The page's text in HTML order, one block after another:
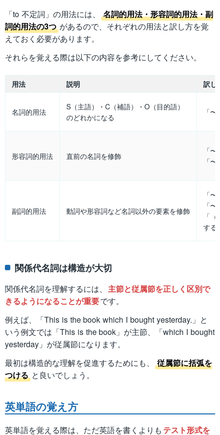
「to 不定詞」の用法には、
名詞的用法・形容詞的用法・副
詞的用法の3つ があるので、それぞれの用法と訳し方を覚
えておく必要があります。
それらを覚える際は以下の内容を参考にしてください。
用法 説明 訳し
名詞的用法
S（主語）・C（補語）・O（目的語）
のどれかになる
「
形容詞的用法 直前の名詞を修飾
「
「
副詞的用法 動詞や形容詞など名詞以外の要素を修飾
「
「
「
する
関係代名詞は構造が大切
関係代名詞を理解するには、 主節と従属節を正しく区別で
きるようになることが重要です。
例えば、「This is the book which I bought yesterday.」と
いう例文では「This is the book」が主節、「which I bought
yesterday」が従属節になります。
最初は構造的な理解を促進するためにも、
従属節に括弧を
つける と良いでしょう。
英単語の覚え方
英単語を覚える際は、ただ英語を書くよりも テスト形式を